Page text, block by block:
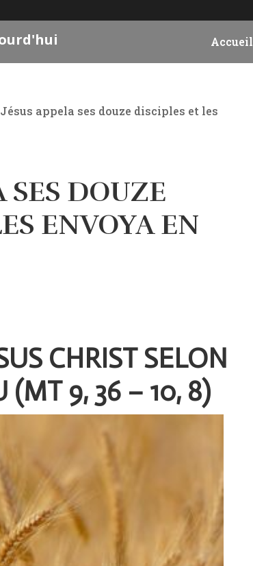
Accueil
Jésus appela ses douze disciples et les
SES DOUZE
ENVOYA EN
CHRIST SELON
(MT 9, 36 – 10, 8)